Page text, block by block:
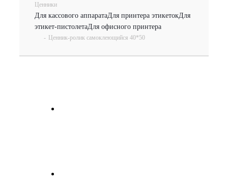
Ценники
Для кассового аппаратаДля принтера этикетокДля
этикет-пистолетаДля офисного принтера
- Ценник-ролик самоклеющийся 40*50